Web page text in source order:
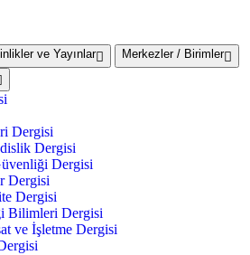
ve Yayınlar
Merkezler / Birimler
Dergisi
Dergisi
Dergisi
Dergisi
Dergisi
Bilimleri Dergisi
ve İşletme Dergisi